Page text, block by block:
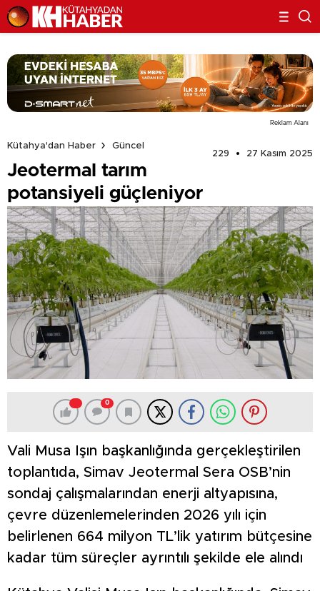
Reklam Alanı
Kütahya'dan Haber
Güncel
229
27 Kasım 2025
Jeotermal tarım
potansiyeli güçleniyor
0
Vali Musa Işın başkanlığında gerçekleştirilen
toplantıda, Simav Jeotermal Sera OSB’nin
sondaj çalışmalarından enerji altyapısına,
çevre düzenlemelerinden 2026 yılı için
belirlenen 664 milyon TL’lik yatırım bütçesine
kadar tüm süreçler ayrıntılı şekilde ele alındı